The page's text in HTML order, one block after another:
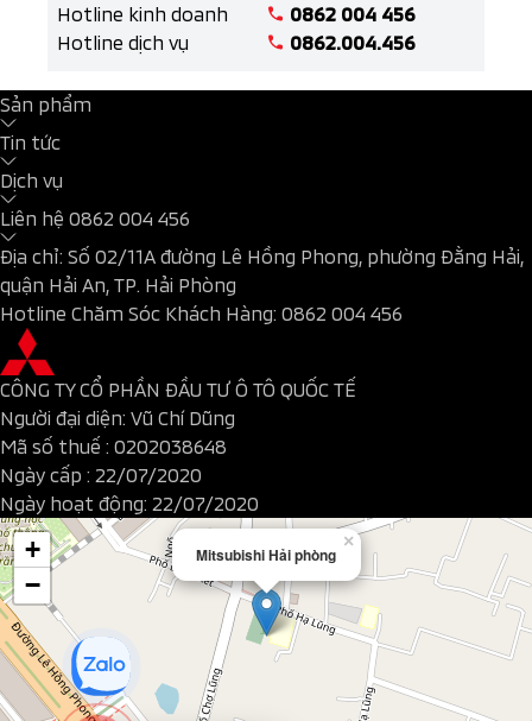
Hotline kinh doanh
Hotline dịch vụ
0862 004 456
0862.004.456
Sản phẩm
Tin tức
Dịch vụ
Liên hệ 0862 004 456
Địa chỉ: Số 02/11A đường Lê Hồng Phong, phường Đằng Hải,
quận Hải An, TP. Hải Phòng
Hotline Chăm Sóc Khách Hàng: 0862 004 456
CÔNG TY CỔ PHẦN ĐẦU TƯ Ô TÔ QUỐC TẾ
Người đại diện: Vũ Chí Dũng
Mã số thuế : 0202038648
Ngày cấp : 22/07/2020
Ngày hoạt động: 22/07/2020
Mitsubishi Hải phòng
×
+
−